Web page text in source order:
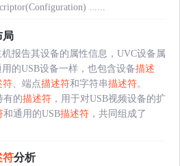
......
局
机报告其设备的属性信息，UVC设备属
的USB设备一样，也包含设备描述
符、端点描述符和字符串描述符。
有的描述符 ，用于对USB视频设备的扩
和通用的USB描述符 ，共同组成了
符分析